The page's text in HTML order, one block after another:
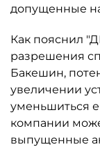
допущенные
Как пояснил
разрешения
Бакешин,
увеличении
уменьшиться
компании
выпущенные